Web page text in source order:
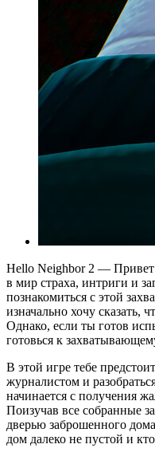
Hello Neighbor 2 — Привет
в мир страха, интриги и
познакомиться с этой
изначально хочу сказать,
Однако, если ты готов
готовься к
В этой игре тебе
журналистом и
начинается с получения
Поизучав все собранные
дверью заброшенного
дом далеко не пустой и